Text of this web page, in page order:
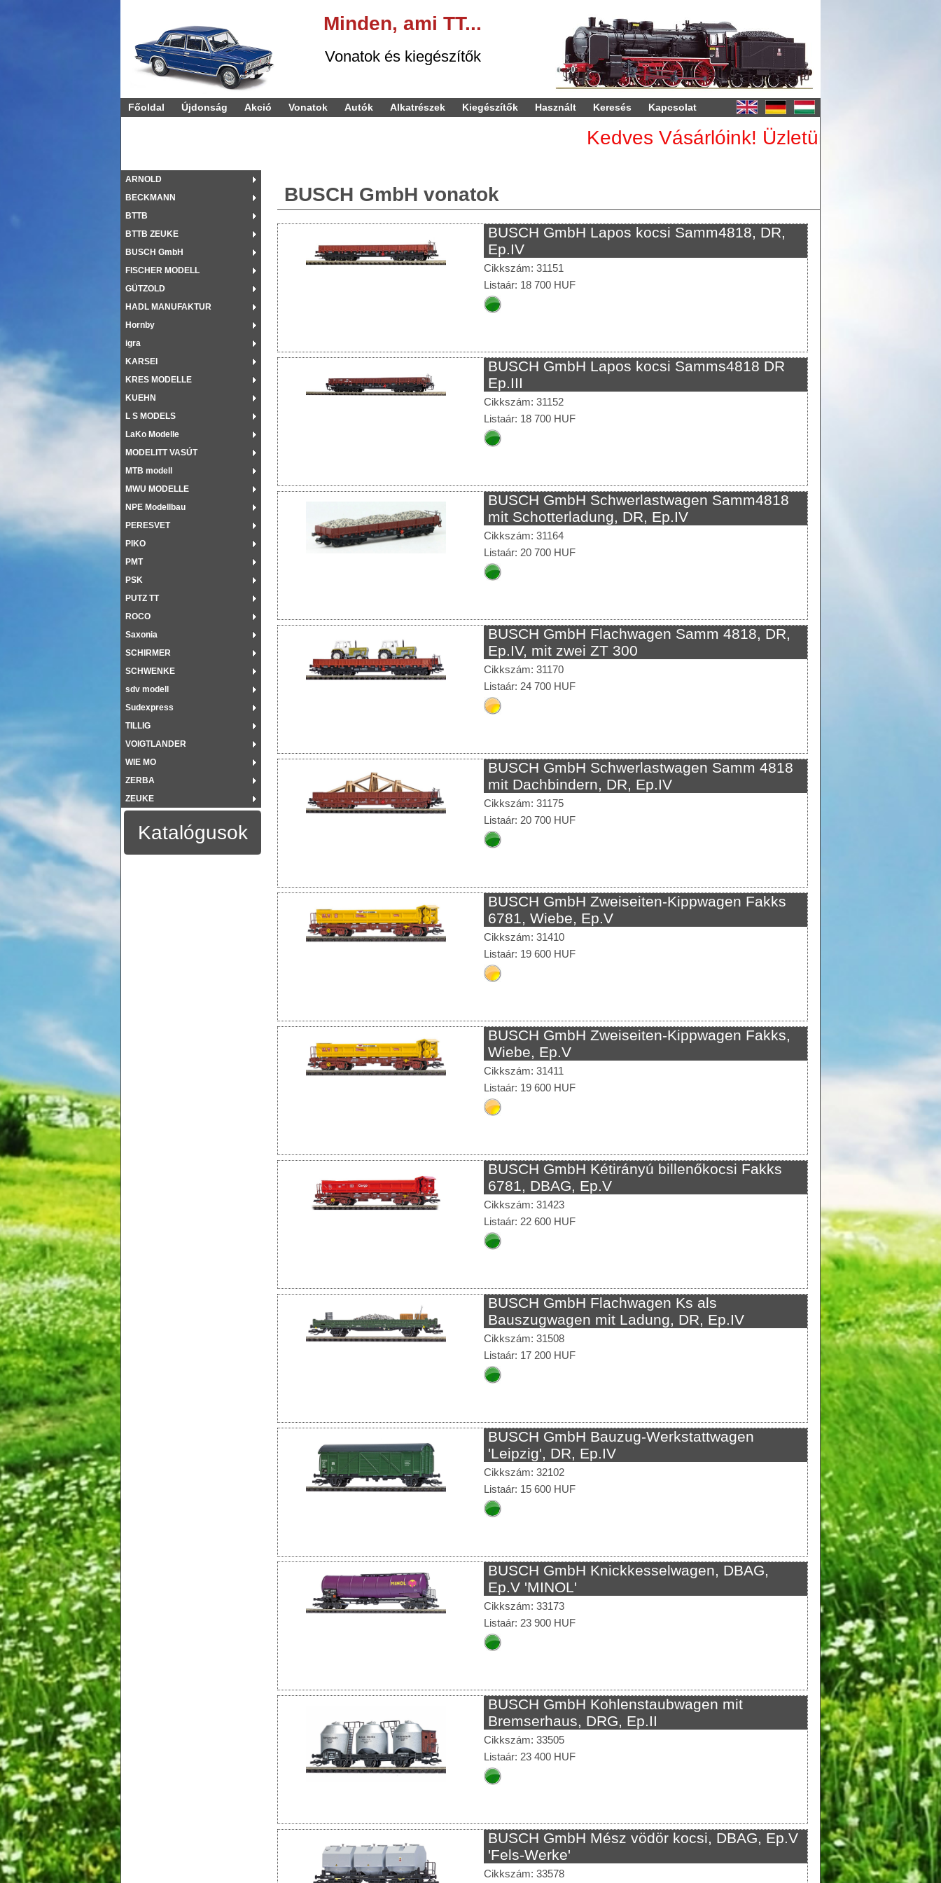
Minden, ami TT...
Vonatok és kiegészítők
Főoldal Újdonság Akció Vonatok Autók Alkatrészek Kiegészítők Használt Keresés Kapcsolat
Kedves Vásárlóink! Üzletünk augusztus 8-
ARNOLD
BECKMANN
BTTB
BTTB ZEUKE
BUSCH GmbH
FISCHER MODELL
GÜTZOLD
HADL MANUFAKTUR
Hornby
igra
KARSEI
KRES MODELLE
KUEHN
L S MODELS
LaKo Modelle
MODELITT VASÚT
MTB modell
MWU MODELLE
NPE Modellbau
PERESVET
PIKO
PMT
PSK
PUTZ TT
ROCO
Saxonia
SCHIRMER
SCHWENKE
sdv modell
Sudexpress
TILLIG
VOIGTLANDER
WIE MO
ZERBA
ZEUKE
Katalógusok
BUSCH GmbH vonatok
BUSCH GmbH Lapos kocsi Samm4818, DR,
Ep.IV
Cikkszám: 31151
Listaár: 18 700 HUF
BUSCH GmbH Lapos kocsi Samms4818 DR
Ep.III
Cikkszám: 31152
Listaár: 18 700 HUF
BUSCH GmbH Schwerlastwagen Samm4818
mit Schotterladung, DR, Ep.IV
Cikkszám: 31164
Listaár: 20 700 HUF
BUSCH GmbH Flachwagen Samm 4818, DR,
Ep.IV, mit zwei ZT 300
Cikkszám: 31170
Listaár: 24 700 HUF
BUSCH GmbH Schwerlastwagen Samm 4818
mit Dachbindern, DR, Ep.IV
Cikkszám: 31175
Listaár: 20 700 HUF
BUSCH GmbH Zweiseiten-Kippwagen Fakks
6781, Wiebe, Ep.V
Cikkszám: 31410
Listaár: 19 600 HUF
BUSCH GmbH Zweiseiten-Kippwagen Fakks,
Wiebe, Ep.V
Cikkszám: 31411
Listaár: 19 600 HUF
BUSCH GmbH Kétirányú billenőkocsi Fakks
6781, DBAG, Ep.V
Cikkszám: 31423
Listaár: 22 600 HUF
BUSCH GmbH Flachwagen Ks als
Bauszugwagen mit Ladung, DR, Ep.IV
Cikkszám: 31508
Listaár: 17 200 HUF
BUSCH GmbH Bauzug-Werkstattwagen
'Leipzig', DR, Ep.IV
Cikkszám: 32102
Listaár: 15 600 HUF
BUSCH GmbH Knickkesselwagen, DBAG,
Ep.V 'MINOL'
Cikkszám: 33173
Listaár: 23 900 HUF
BUSCH GmbH Kohlenstaubwagen mit
Bremserhaus, DRG, Ep.II
Cikkszám: 33505
Listaár: 23 400 HUF
BUSCH GmbH Mész vödör kocsi, DBAG, Ep.V
'Fels-Werke'
Cikkszám: 33578